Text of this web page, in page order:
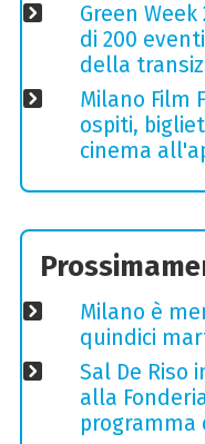
Green
di 200
della
Milano Film
ospiti,
cinema
Milano è
quindici
Sal De Riso
alla